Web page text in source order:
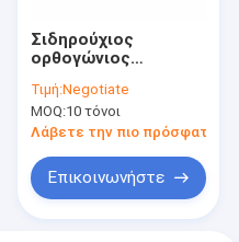
Σιδηρούχιος
ορθογώνιος
ανοξείδωτο χάλυβα
Τροφίμων 310S 304
304L
Τιμή:Negotiate
MOQ:10 τόνοι
Λάβετε την πιο πρόσφατη
Επικοινωνήστε